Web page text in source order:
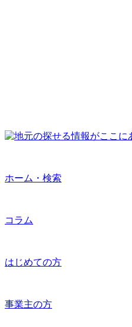
ホーム・検索
コラム
はじめての方
事業主の方